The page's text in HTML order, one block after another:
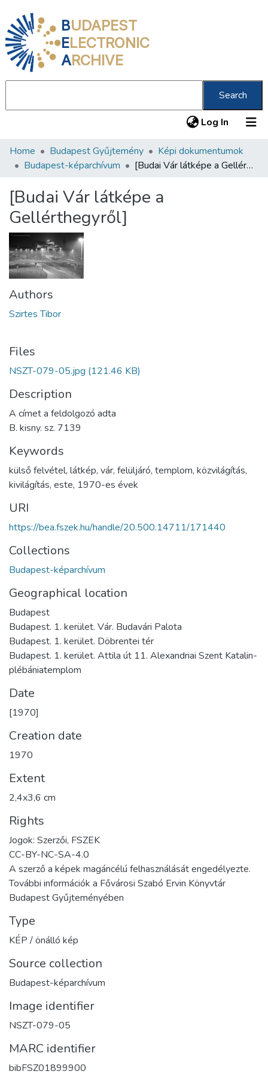
BUDAPEST
ELECTRONIC
ARCHIVE
Search
Log In (current)
Communities & Collections
Statistics
About us
Home Budapest Gyűjtemény
Képi dokumentumok
Budapest-képarchívum
[Budai Vár látképe a Gellérthegyről]
[Budai Vár látképe a
Gellérthegyről]
Authors
Szirtes Tibor
Files
NSZT-079-05.jpg (121.46 KB)
Description
A címet a feldolgozó adta
B. kisny. sz. 7139
Keywords
külső felvétel, látkép, vár, felüljáró, templom, közvilágítás,
kivilágítás, este, 1970-es évek
URI
https://bea.fszek.hu/handle/20.500.14711/171440
Collections
Budapest-képarchívum
Geographical location
Budapest
Budapest. 1. kerület. Vár. Budavári Palota
Budapest. 1. kerület. Döbrentei tér
Budapest. 1. kerület. Attila út 11. Alexandriai Szent Katalin-
plébániatemplom
Date
[1970]
Creation date
1970
Extent
2,4x3,6 cm
Rights
Jogok: Szerzői, FSZEK
CC-BY-NC-SA-4.0
A szerző a képek magáncélú felhasználását engedélyezte.
További információk a Fővárosi Szabó Ervin Könyvtár
Budapest Gyűjteményében
Type
KÉP / önálló kép
Source collection
Budapest-képarchívum
Image identifier
NSZT-079-05
MARC identifier
bibFSZ01899900